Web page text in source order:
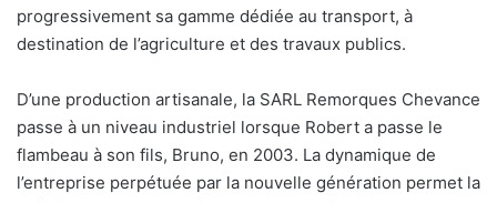
progressivement sa gamme dédiée au transport, à
destination de l’agriculture et des travaux publics.
D’une production artisanale, la SARL Remorques Chevance
passe à un niveau industriel lorsque Robert a passe le
flambeau à son fils, Bruno, en 2003. La dynamique de
l’entreprise perpétuée par la nouvelle génération permet la